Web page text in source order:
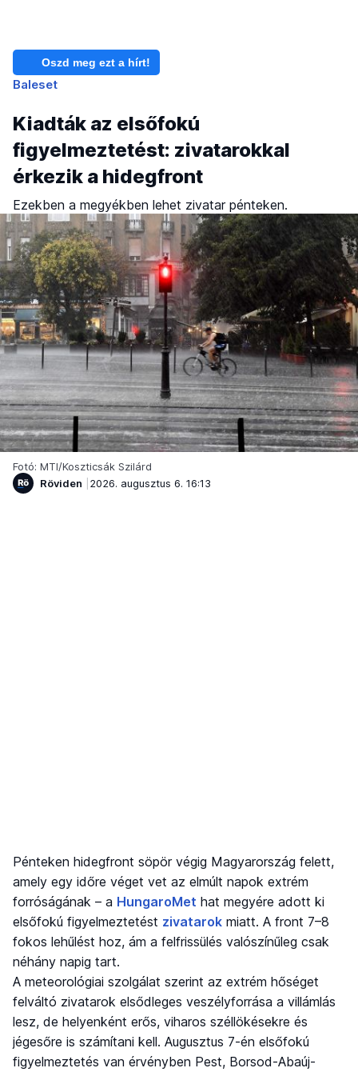
Oszd meg ezt a hírt!
Baleset
Kiadták az elsőfokú
figyelmeztetést: zivatarokkal
érkezik a hidegfront
Ezekben a megyékben lehet zivatar pénteken.
Fotó: MTI/Koszticsák Szilárd
Röviden
2026. augusztus 6. 16:13
Pénteken hidegfront söpör végig Magyarország felett,
amely egy időre véget vet az elmúlt napok extrém
forróságának – a HungaroMet hat megyére adott ki
elsőfokú figyelmeztetést zivatarok miatt. A front 7–8
fokos lehűlést hoz, ám a felfrissülés valószínűleg csak
néhány napig tart.
A meteorológiai szolgálat szerint az extrém hőséget
felváltó zivatarok elsődleges veszélyforrása a villámlás
lesz, de helyenként erős, viharos széllökésekre és
jégesőre is számítani kell. Augusztus 7-én elsőfokú
figyelmeztetés van érvényben Pest, Borsod-Abaúj-